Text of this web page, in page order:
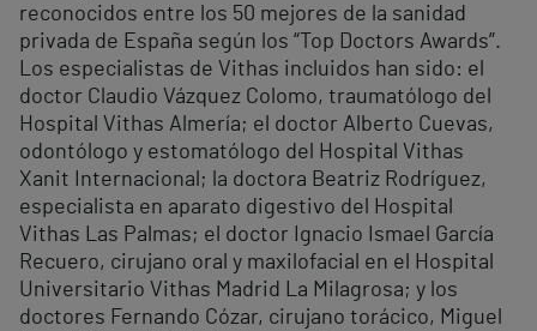
reconocidos entre los 50 mejores de la sanidad
privada de España según los “Top Doctors Awards”.
Los especialistas de Vithas incluidos han sido: el
doctor Claudio Vázquez Colomo, traumatólogo del
Hospital Vithas Almería; el doctor Alberto Cuevas,
odontólogo y estomatólogo del Hospital Vithas
Xanit Internacional; la doctora Beatriz Rodríguez,
especialista en aparato digestivo del Hospital
Vithas Las Palmas; el doctor Ignacio Ismael García
Recuero, cirujano oral y maxilofacial en el Hospital
Universitario Vithas Madrid La Milagrosa; y los
doctores Fernando Cózar, cirujano torácico, Miguel